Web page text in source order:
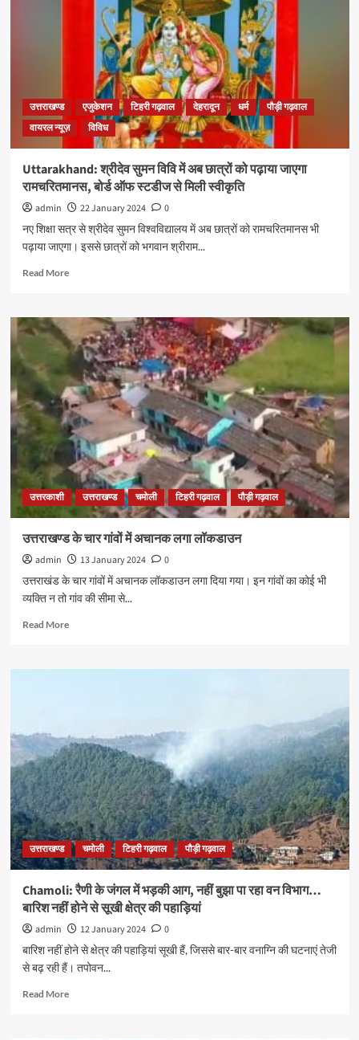
उत्तराखण्ड एजुकेशन टिहरी गढ़वाल देहरादून धर्म
पौड़ी गढ़वाल
वायरल न्यूज़
विविध
Uttarakhand: श्रीदेव सुमन विवि में अब छात्रों को पढ़ाया जाएगा
रामचरितमानस, बोर्ड ऑफ स्टडीज से मिली स्वीकृति
admin 22 January 2024
0
नए शिक्षा सत्र से श्रीदेव सुमन विश्वविद्यालय में अब छात्रों को रामचरितमानस भी
पढ़ाया जाएगा। इससे छात्रों को भगवान श्रीराम...
Read More
उत्तरकाशी उत्तराखण्ड चमोली टिहरी गढ़वाल पौड़ी गढ़वाल
उत्तराखण्ड के चार गांवों में अचानक लगा लॉकडाउन
admin 13 January 2024
0
उत्तराखंड के चार गांवों में अचानक लॉकडाउन लगा दिया गया। इन गांवों का कोई भी
व्यक्ति न तो गांव की सीमा से...
Read More
उत्तराखण्ड चमोली टिहरी गढ़वाल पौड़ी गढ़वाल
Chamoli: रैणी के जंगल में भड़की आग, नहीं बुझा पा रहा वन विभाग…
बारिश नहीं होने से सूखी क्षेत्र की पहाड़ियां
admin 12 January 2024
0
बारिश नहीं होने से क्षेत्र की पहाड़ियां सूखी हैं, जिससे बार-बार वनाग्नि की घटनाएं तेजी
से बढ़ रही हैं। तपोवन...
Read More